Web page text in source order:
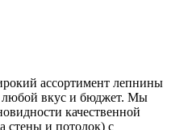
ассортимент лепнины
любой вкус и бюджет. Мы
качественной
стены и потолок) с